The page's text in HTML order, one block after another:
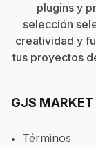
plugins y
selección
creatividad y
tus proyectos
GJS MARKET
Términos